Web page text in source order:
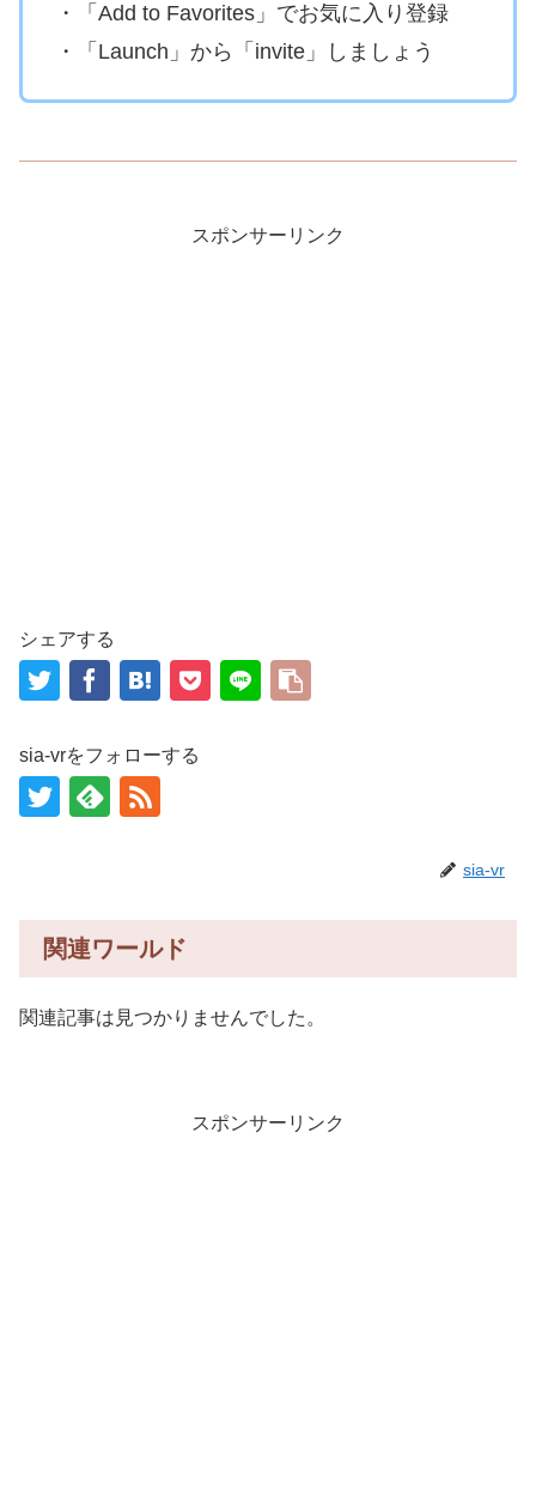
・「Add to Favorites」でお気に入り登録
・「Launch」から「invite」しましょう
スポンサーリンク
シェアする
sia-vrをフォローする
sia-vr
関連ワールド
関連記事は見つかりませんでした。
スポンサーリンク